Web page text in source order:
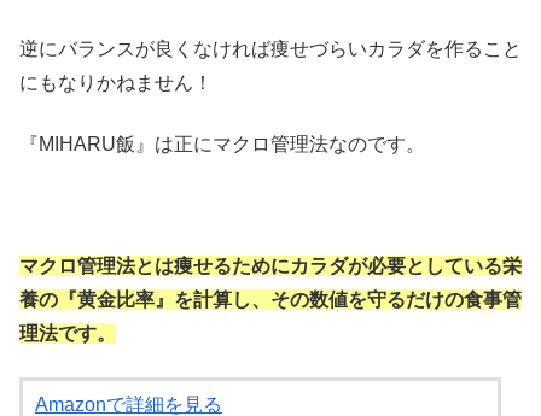
逆にバランスが良くなければ痩せづらいカラダを作ること
にもなりかねません！
『MIHARU飯』は正にマクロ管理法なのです。
マクロ管理法とは痩せるためにカラダが必要としている栄
養の『黄金比率』を計算し、その数値を守るだけの食事管
理法です。
Amazonで詳細を見る